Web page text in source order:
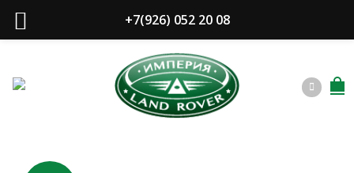
+7(926) 052 20 08